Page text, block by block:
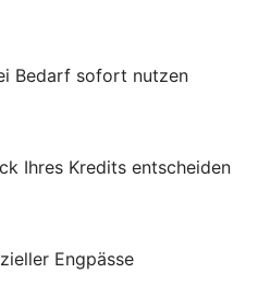
Bedarf sofort nutzen
Ihres Kredits entscheiden
Engpässe